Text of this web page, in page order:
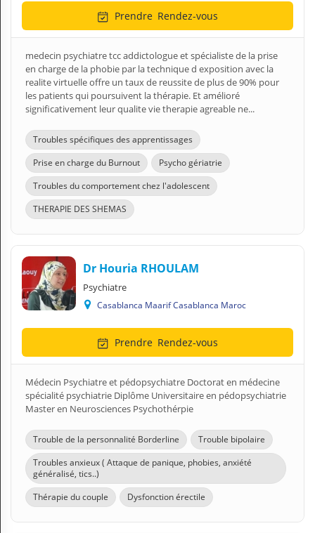
Prendre Rendez-vous
medecin psychiatre tcc addictologue et spécialiste de la prise
en charge de la phobie par la technique d exposition avec la
realite virtuelle offre un taux de reussite de plus de 90% pour
les patients qui poursuivent la thérapie. Et amélioré
significativement leur qualite vie therapie agreable ne...
Troubles spécifiques des apprentissages
Prise en charge du Burnout
Psycho gériatrie
Troubles du comportement chez l'adolescent
THERAPIE DES SHEMAS
Dr Houria RHOULAM
Psychiatre
Casablanca Maarif Casablanca Maroc
Prendre Rendez-vous
Médecin Psychiatre et pédopsychiatre Doctorat en médecine
spécialité psychiatrie Diplôme Universitaire en pédopsychiatrie
Master en Neurosciences Psychothérpie
Trouble de la personnalité Borderline
Trouble bipolaire
Troubles anxieux ( Attaque de panique, phobies, anxiété
généralisé, tics..)
Thérapie du couple
Dysfonction érectile